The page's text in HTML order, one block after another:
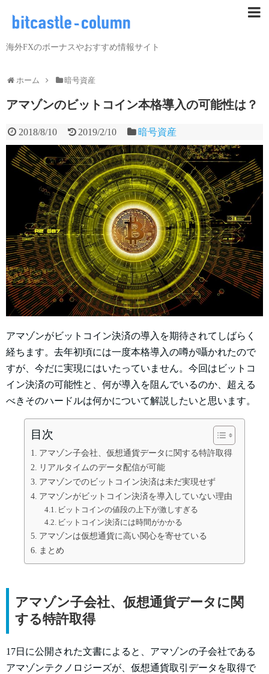
海外FXのボーナスやおすすめ情報サイト
ホーム 暗号資産
アマゾンのビットコイン本格導入の可能性は？
2018/8/10 2019/2/10 暗号資産
アマゾンがビットコイン決済の導入を期待されてしばらく
経ちます。去年初頃には一度本格導入の噂が囁かれたので
すが、今だに実現にはいたっていません。今回はビットコ
イン決済の可能性と、何が導入を阻んでいるのか、超える
べきそのハードルは何かについて解説したいと思います。
目次
アマゾン子会社、仮想通貨データに関する特許取得
リアルタイムのデータ配信が可能
アマゾンでのビットコイン決済は未だ実現せず
アマゾンがビットコイン決済を導入していない理由
ビットコインの値段の上下が激しすぎる
ビットコイン決済には時間がかかる
アマゾンは仮想通貨に高い関心を寄せている
まとめ
アマゾン子会社、仮想通貨データに関
する特許取得
17日に公開された文書によると、アマゾンの子会社である
アマゾンテクノロジーズが、仮想通貨取引データを取得で